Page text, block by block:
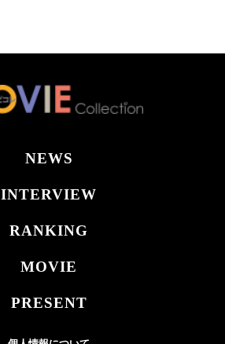
NEWS
INTERVIEW
RANKING
MOVIE
PRESENT